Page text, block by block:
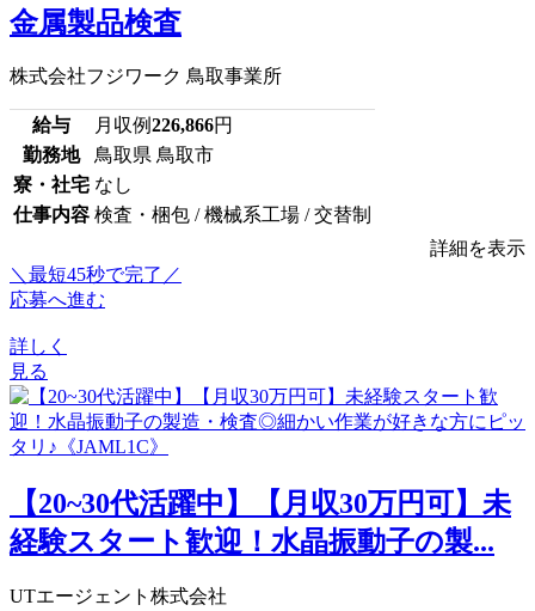
金属製品検査
株式会社フジワーク 鳥取事業所
給与 月収例226,866円
勤務地
鳥取県 鳥取市
寮・社宅 なし
仕事内容 検査・梱包 / 機械系工場 / 交替制
詳細を表示
＼最短45秒で完了／
応募へ進む
詳しく
見る
【20~30代活躍中】【月収30万円可】未
経験スタート歓迎！水晶振動子の製...
UTエージェント株式会社